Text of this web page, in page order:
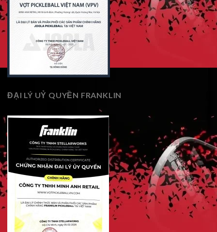
ĐẠI LÝ UỶ QUYỀN FRANKLIN